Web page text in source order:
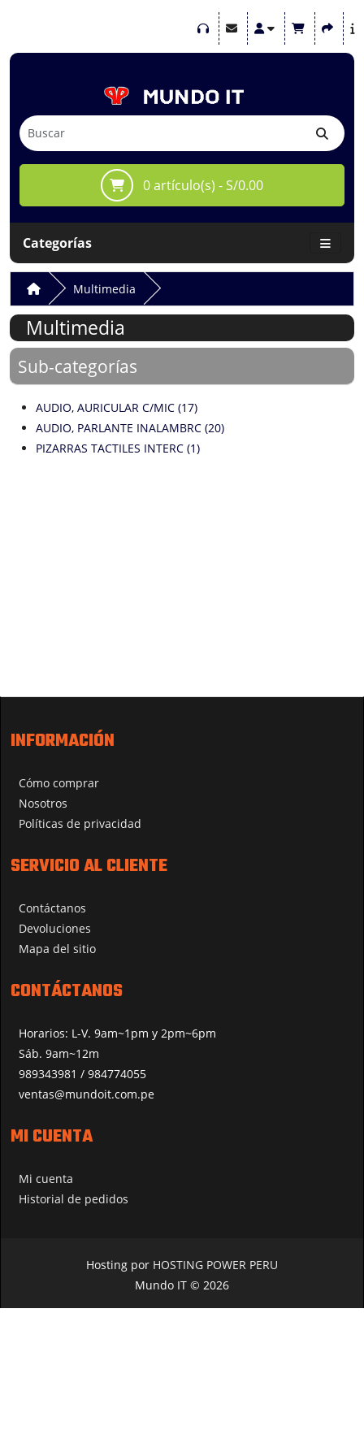
0 artículo(s) - S/0.00
Categorías
Multimedia
Multimedia
Sub-categorías
AUDIO, AURICULAR C/MIC (17)
AUDIO, PARLANTE INALAMBRC (20)
PIZARRAS TACTILES INTERC (1)
INFORMACIÓN
Cómo comprar
Nosotros
Políticas de privacidad
SERVICIO AL CLIENTE
Contáctanos
Devoluciones
Mapa del sitio
CONTÁCTANOS
Horarios: L-V. 9am~1pm y 2pm~6pm
Sáb. 9am~12m
989343981 / 984774055
ventas@mundoit.com.pe
MI CUENTA
Mi cuenta
Historial de pedidos
Hosting por HOSTING POWER PERU
Mundo IT © 2026